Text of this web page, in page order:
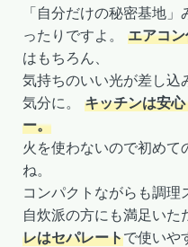
「自分だけの秘密基地
ったりですよ。 エアコ
はもちろん、
気持ちのいい光が差し込
気分に。 キッチンは安
ー。
火を使わないので初めて
ね。
コンパクトながらも調理
自炊派の方にも満足い
レはセパレートで使いや